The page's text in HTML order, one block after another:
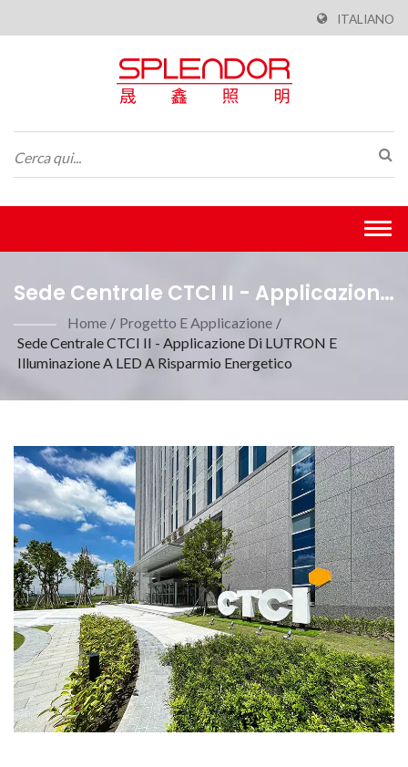
ITALIANO
Sede Centrale CTCI II - Applicazione
Di LUTRON E Illuminazione A LED A
Risparmio Energetico| Efficiente Dal
Punto Di Vista Energetico, Pronto Per
Il Progetto -Splendor Lighting
Home / Progetto E Applicazione /
Sede Centrale CTCI II - Applicazione Di LUTRON E
Illuminazione A LED A Risparmio Energetico